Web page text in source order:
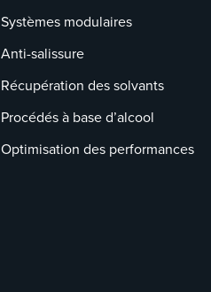
Systèmes modulaires
Anti-salissure
Récupération des solvants
Procédés à base d’alcool
Optimisation des performances